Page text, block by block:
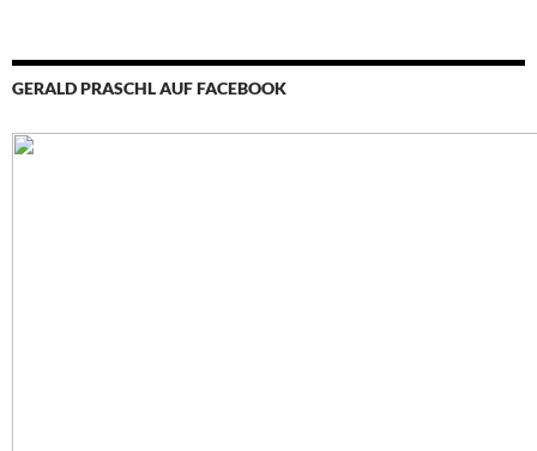
GERALD PRASCHL AUF FACEBOOK